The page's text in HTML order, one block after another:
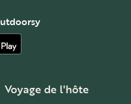
Voyage de l'hôte